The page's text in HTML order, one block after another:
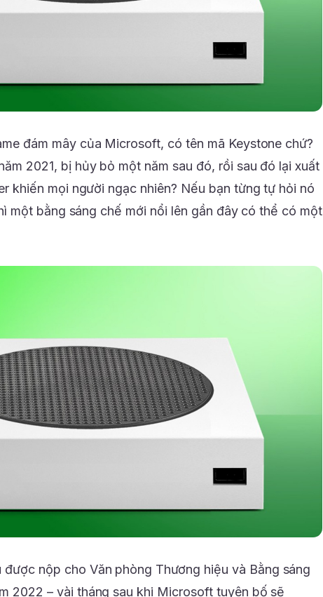
đám mây của Microsoft, có tên mã Keystone chứ?
2021, bị hủy bỏ một năm sau đó, rồi sau đó lại xuất
khiến mọi người ngạc nhiên? Nếu bạn từng tự hỏi nó
một bằng sáng chế mới nổi lên gần đây có thể có một
được nộp cho Văn phòng Thương hiệu và Bằng sáng
2022 – vài tháng sau khi Microsoft tuyên bố sẽ